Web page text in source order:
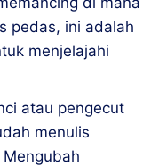
pedas, ini adalah
menjelajahi
atau pengecut
menulis